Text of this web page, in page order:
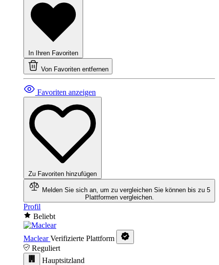
In Ihren Favoriten
Von Favoriten entfernen
Favoriten anzeigen
Zu Favoriten hinzufügen
Melden Sie sich an, um zu vergleichen Sie können bis zu 5
Plattformen vergleichen.
Profil
Beliebt
Maclear Verifizierte Plattform
Reguliert
Hauptsitzland